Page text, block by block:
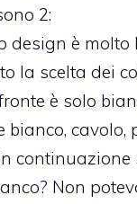
2:
design è molto
la scelta dei
è solo
bianco, cavolo,
continuazione
Non